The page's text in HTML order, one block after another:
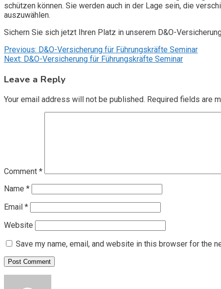
schützen können. Sie werden auch in der Lage sein, die
auszuwählen.
Sichern Sie sich jetzt Ihren Platz in unserem D&O-
Post
navigation
Previous: D&O-Versicherung für Führungskräfte Seminar
Next: D&O-Versicherung für Führungskräfte Seminar
Leave a Reply
Your email address will not be published. Required fields are
Comment *
Name *
Email *
Website
Save my name, email, and website in this browser for the